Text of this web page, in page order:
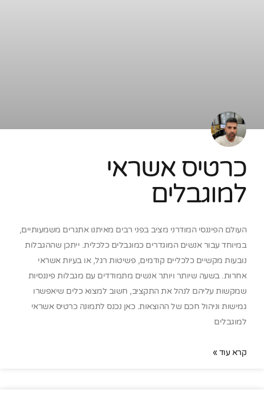
כרטיס אשראי
למוגבלים
העולם הפיננסי המודרני מציב בפני רבים מאיתנו אתגרים משמעותיים,
במיוחד עבור אנשים המוגדרים כמוגבלים כלכלית. ייתכן שההגבלות
נובעות מקשיים כלכליים קודמים, פשיטות רגל, או בעיות אשראי
אחרות. בשעה שיותר ויותר אנשים מתמודדים עם מגבלות פיננסיות
שמקשות עליהם לנהל את התקציב, חשוב למצוא כלים שיאפשרו
גמישות וניהול חכם של ההוצאות. כאן נכנס לתמונה כרטיס אשראי
למוגבלים
קרא עוד »